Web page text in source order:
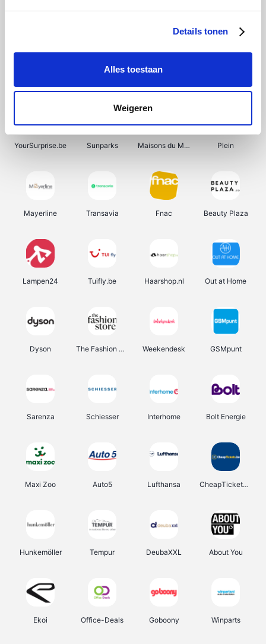
Details tonen
Alles toestaan
Weigeren
Shein Bergfreunde Pazzox Smartwatchbanden
YourSurprise.be Sunparks Maisons du Monde Plein
Mayerline Transavia Fnac Beauty Plaza
Lampen24 Tuifly.be Haarshop.nl Out at Home
Dyson The Fashion Store Weekendesk GSMpunt
Sarenza Schiesser Interhome Bolt Energie
Maxi Zoo Auto5 Lufthansa CheapTickets.be
Hunkemöller Tempur DeubaXXL About You
Ekoi Office-Deals Goboony Winparts